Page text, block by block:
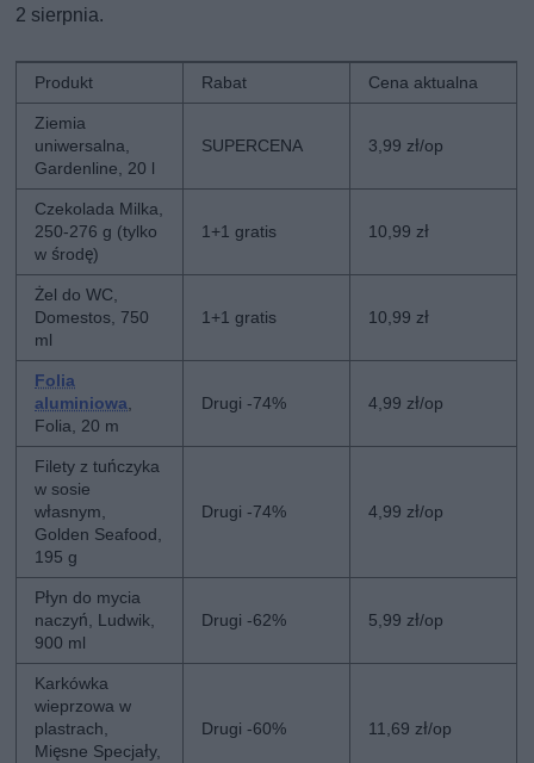
2 sierpnia.
Produkt Rabat Cena aktualna
Ziemia
uniwersalna,
Gardenline, 20 l
SUPERCENA 3,99 zł/op
Czekolada Milka,
250-276 g (tylko
w środę)
1+1 gratis 10,99 zł
Żel do WC,
Domestos, 750
ml
1+1 gratis 10,99 zł
Folia
aluminiowa
Folia, 20 m
Drugi -74% 4,99 zł/op
Filety z tuńczyka
w sosie
własnym,
Golden Seafood,
195 g
Drugi -74% 4,99 zł/op
Płyn do mycia
naczyń, Ludwik,
900 ml
Drugi -62% 5,99 zł/op
Karkówka
wieprzowa w
plastrach,
Mięsne Specjały,
Drugi -60% 11,69 zł/op